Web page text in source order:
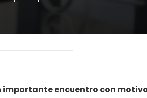
encuentro con